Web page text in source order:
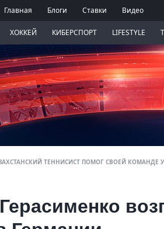
Главная Блоги Ставки Видео
ХОККЕЙ КИБЕРСПОРТ LIFESTYLE
ТЕННИСИСТ ПОМОГ СВОЕЙ КОМАНДЕ